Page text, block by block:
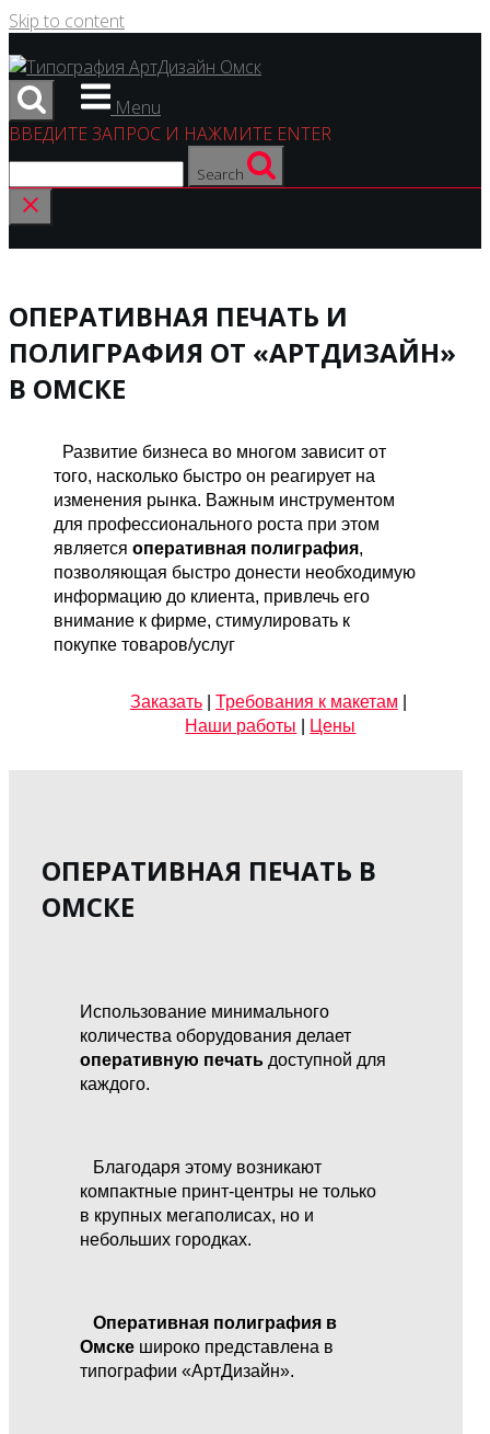
Skip to content
Menu
ВВЕДИТЕ ЗАПРОС И НАЖМИТЕ ENTER
Search
ОПЕРАТИВНАЯ ПЕЧАТЬ И
ПОЛИГРАФИЯ ОТ «АРТДИЗАЙН»
В ОМСКЕ
Развитие бизнеса во многом зависит от
того, насколько быстро он реагирует на
изменения рынка. Важным инструментом
для профессионального роста при этом
являетсяоперативная полиграфия,
позволяющая быстро донести необходимую
информацию до клиента, привлечь его
внимание к фирме, стимулировать к
покупке товаров/услуг
Заказать| Требования к макетам
Наши работы
Цены
ОПЕРАТИВНАЯ ПЕЧАТЬ В
ОМСКЕ
Использование минимального
количества оборудования делает
оперативную печать доступной для
каждого.
Благодаря этому возникают
компактные принт-центры не только
в крупных мегаполисах, но и
небольших городках.
Оперативная полиграфия в
Омске широко представлена в
типографии «АртДизайн».